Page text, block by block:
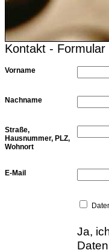
Kontakt -
Vorname
Nachname
Straße,
Hausnummer, PLZ,
Wohnort
E-Mail
Ja,